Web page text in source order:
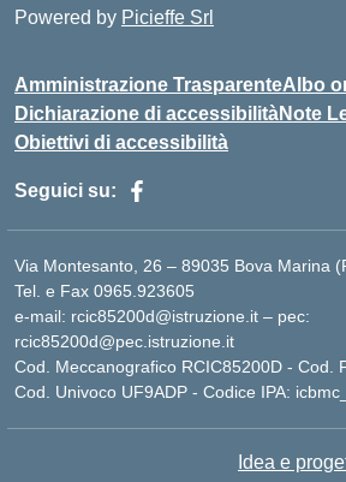
Powered by Picieffe Srl
Amministrazione TrasparenteAlbo
Dichiarazione di accessibilitàNote
Obiettivi di accessibilità
Seguici su:
Via Montesanto, 26 – 89035 Bova Marina
Tel. e Fax 0965.923605
e-mail: rcic85200d@istruzione.it – pec:
rcic85200d@pec.istruzione.it
Cod. Meccanografico RCIC85200D - Cod.
Cod. Univoco UF9ADP - Codice IPA:
Idea e